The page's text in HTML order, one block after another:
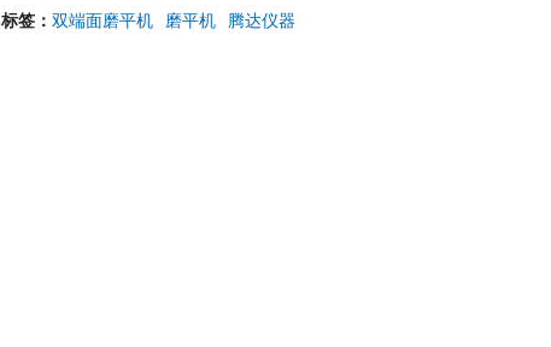
标签： 双端面磨平机 磨平机 腾达仪器